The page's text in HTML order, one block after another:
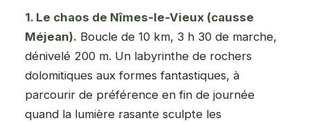
1. Le chaos de Nîmes-le-Vieux (causse
Méjean). Boucle de 10 km, 3 h 30 de marche,
dénivelé 200 m. Un labyrinthe de rochers
dolomitiques aux formes fantastiques, à
parcourir de préférence en fin de journée
quand la lumière rasante sculpte les